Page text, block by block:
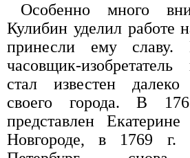
Особенно много
Кулибин уделил работе
принесли ему славу.
часовщик-
стал известен
своего города. В
представлен
Новгороде, в 1769